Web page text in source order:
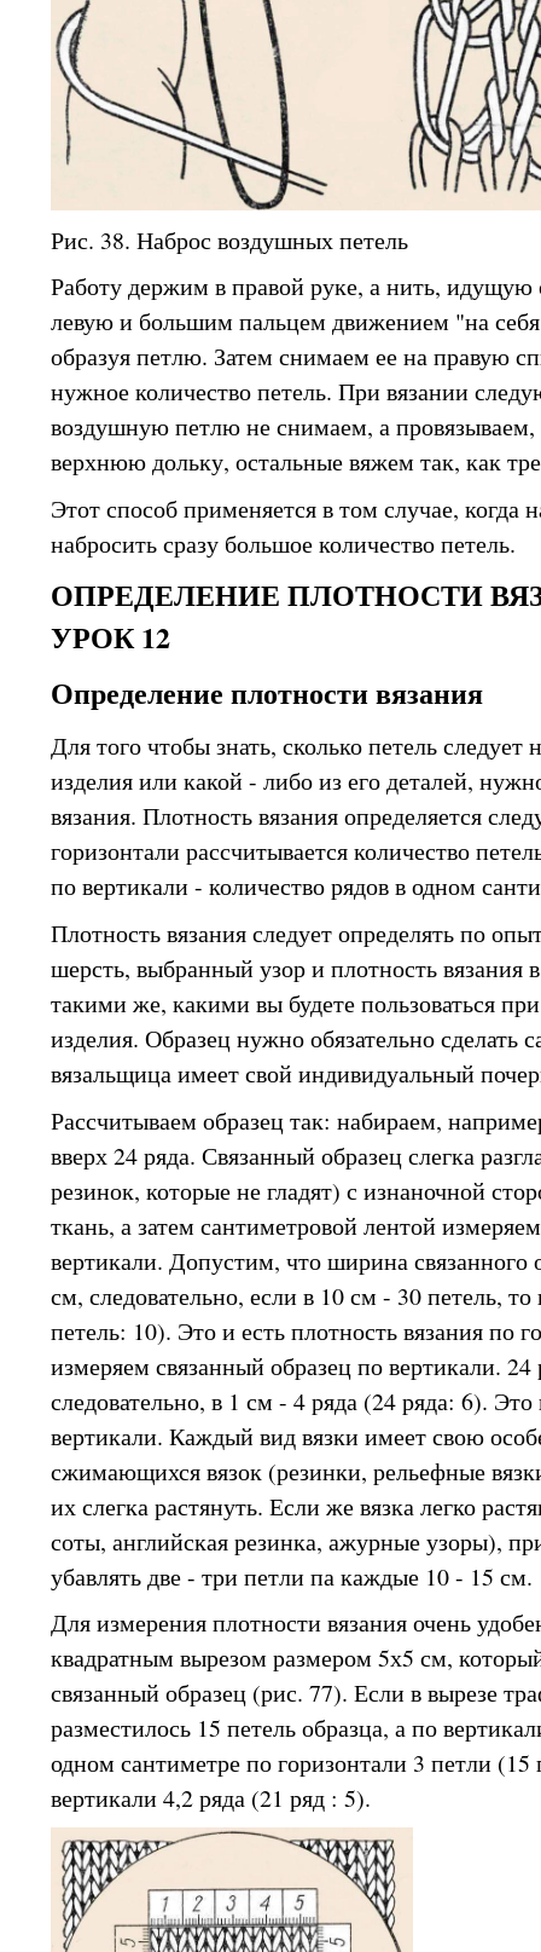
Рис. 38. Наброс воздушных петель
Работу держим в правой руке, а нить, идущую
левую и большим пальцем движением "на
образуя петлю. Затем снимаем ее на правую
нужное количество петель. При вязании
воздушную петлю не снимаем, а провязываем,
верхнюю дольку, остальные вяжем так, как
Этот способ применяется в том случае, когда
набросить сразу большое количество петель.
ОПРЕДЕЛЕНИЕ ПЛОТНОСТИ
УРОК 12
Определение плотности вязания
Для того чтобы знать, сколько петель следует
изделия или какой - либо из его деталей,
вязания. Плотность вязания определяется
горизонтали рассчитывается количество
по вертикали - количество рядов в одном
Плотность вязания следует определять по
шерсть, выбранный узор и плотность
такими же, какими вы будете пользоваться
изделия. Образец нужно обязательно сделать
вязальщица имеет свой индивидуальный
Рассчитываем образец так: набираем,
вверх 24 ряда. Связанный образец слегка
резинок, которые не гладят) с изнаночной
ткань, а затем сантиметровой лентой
вертикали. Допустим, что ширина связанного
см, следовательно, если в 10 см - 30 петель,
петель: 10). Это и есть плотность вязания по
измеряем связанный образец по вертикали. 24
следовательно, в 1 см - 4 ряда (24 ряда: 6).
вертикали. Каждый вид вязки имеет свою
сжимающихся вязок (резинки, рельефные
их слегка растянуть. Если же вязка легко
соты, английская резинка, ажурные узоры),
убавлять две - три петли па каждые 10 - 15 см.
Для измерения плотности вязания очень
квадратным вырезом размером 5х5 см,
связанный образец (рис. 77). Если в вырезе
разместилось 15 петель образца, а по
одном сантиметре по горизонтали 3 петли (15
вертикали 4,2 ряда (21 ряд : 5).